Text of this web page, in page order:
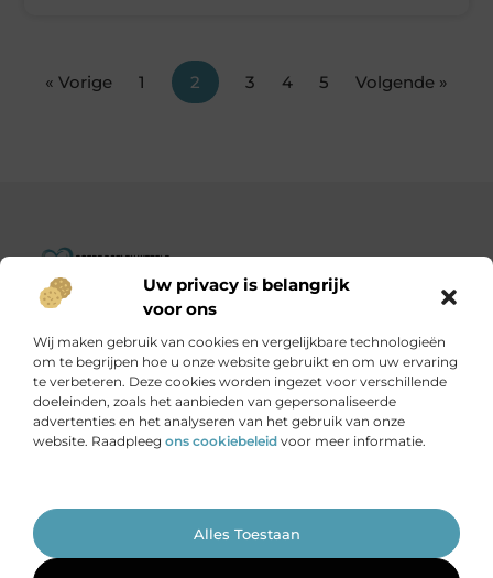
Uw privacy is belangrijk
voor ons
Wij maken gebruik van cookies en vergelijkbare technologieën
om te begrijpen hoe u onze website gebruikt en om uw ervaring
te verbeteren. Deze cookies worden ingezet voor verschillende
doeleinden, zoals het aanbieden van gepersonaliseerde
advertenties en het analyseren van het gebruik van onze
website. Raadpleeg ons cookiebeleid voor meer informatie.
Alles Toestaan Ga Naar
« Vorige 1 2 3 4 5 Volgende »
Goededoelenwereld.nl – Verhalen die inspireren, impact die
Ontdek een diverse verzameling blogs en artikelen over
initiatieven die de wereld een stukje beter maken.
Onze informatie